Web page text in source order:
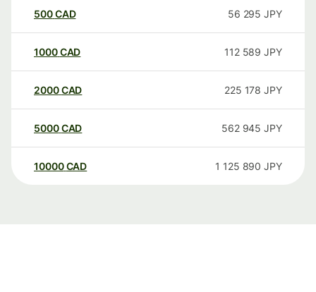
500CAD 56 295 JPY
1000CAD 112 589 JPY
2000CAD 225 178 JPY
5000CAD 562 945 JPY
10000 CAD 1 125 890 JPY